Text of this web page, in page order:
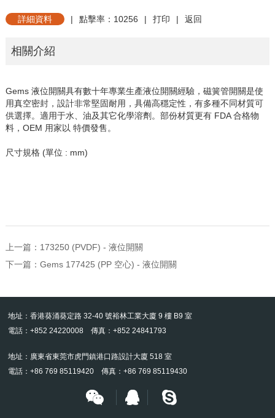
詳細資料 | 點擊率：10256 | 打印 | 返回
相關介紹
Gems 液位開關具有數十年專業生產液位開關經驗，磁簧管開關是使
用真空密封，設計非常堅固耐用，具備高穩定性，有多種不同材質可
供選擇。適用于水、油及其它化學溶劑。部份材質更有 FDA 合格物
料，OEM 用家以 特價發售。
尺寸規格 (單位 : mm)
上一篇： 173250 (PVDF) - 液位開關
下一篇： Gems 177425 (PP 空心) - 液位開關
地址：香港葵涌葵定路 32-40 號裕林工業大廈 9 樓 B9 室
電話：+852 24220008 傳真：+852 24841793
地址：廣東省東莞市虎門鎮港口路設計大廈 518 室
電話：+86 769 85119420 傳真：+86 769 85119430